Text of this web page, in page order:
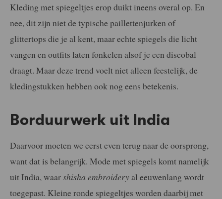
Kleding met spiegeltjes erop duikt ineens overal op. En
nee, dit zijn niet de typische paillettenjurken of
glittertops die je al kent, maar echte spiegels die licht
vangen en outfits laten fonkelen alsof je een discobal
draagt. Maar deze trend voelt niet alleen feestelijk, de
kledingstukken hebben ook nog eens betekenis.
Borduurwerk uit India
Daarvoor moeten we eerst even terug naar de oorsprong,
want dat is belangrijk. Mode met spiegels komt namelijk
uit India, waarshisha embroideryal eeuwenlang wordt
toegepast. Kleine ronde spiegeltjes worden daarbij met